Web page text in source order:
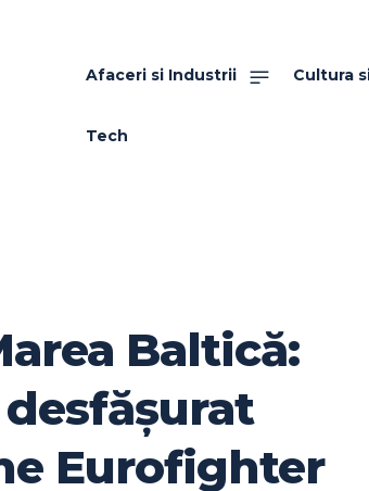
Afaceri si Industrii Cultura
Tech
Baltică:
Eurofighter